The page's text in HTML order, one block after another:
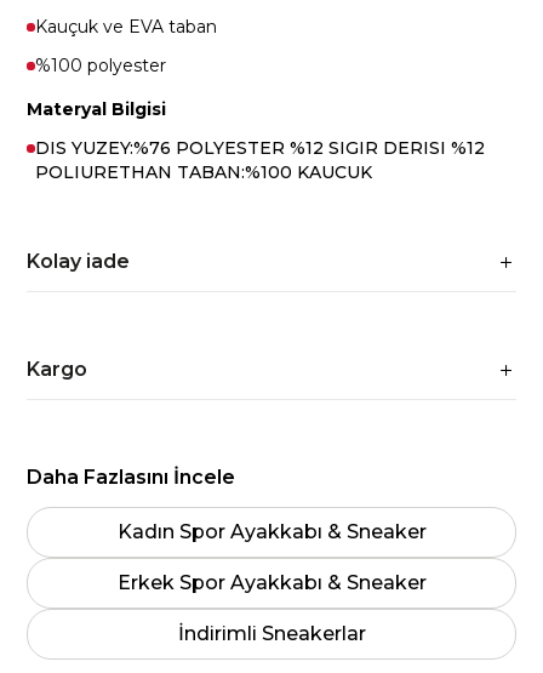
Kauçuk ve EVA taban
%100 polyester
Materyal Bilgisi
DIS YUZEY:%76 POLYESTER %12 SIGIR DERISI %12
POLIURETHAN TABAN:%100 KAUCUK
Kolay iade
Kargo
Daha Fazlasını İncele
Kadın Spor Ayakkabı & Sneaker
Erkek Spor Ayakkabı & Sneaker
İndirimli Sneakerlar